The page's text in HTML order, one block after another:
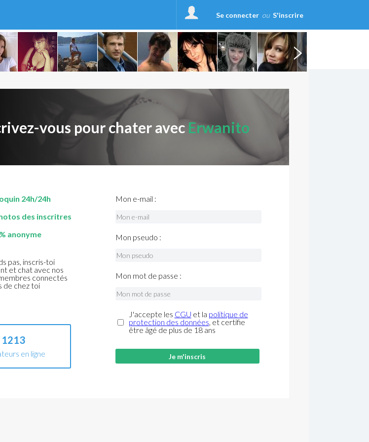
Se connecter ou S'inscrire
vous pour chater avec Erwanito
24h/24h
des inscritres
anonyme
pas, inscris-toi
et chat avec nos
connectés
de chez toi
1213
en ligne
Mon e-mail :
Mon pseudo :
Mon mot de passe :
J'accepte les CGU et la politique de
protection des données, et certifie
être âgé de plus de 18 ans